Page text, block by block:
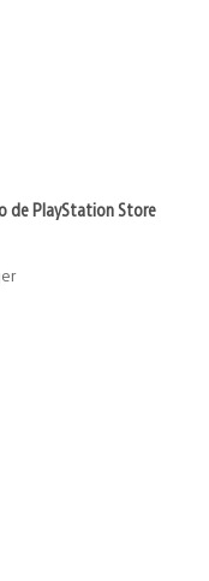
de PlayStation Store